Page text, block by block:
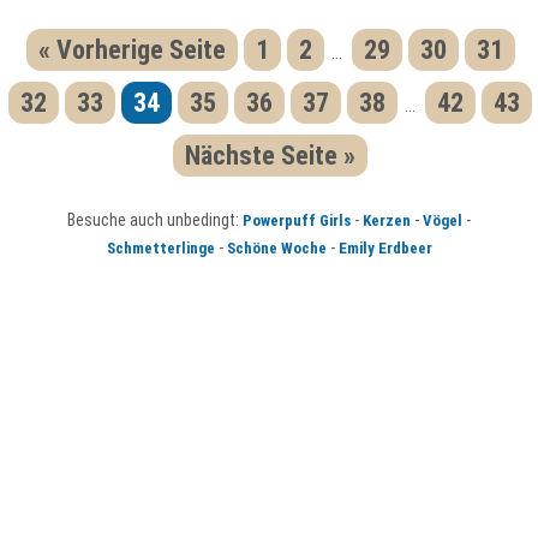
« Vorherige Seite 1 2 29 30
31
32
33 34 35 36 37 38 42
43
Nächste Seite »
Besuche auch unbedingt: Powerpuff Girls - Kerzen - Vögel -
Schmetterlinge - Schöne Woche - Emily Erdbeer